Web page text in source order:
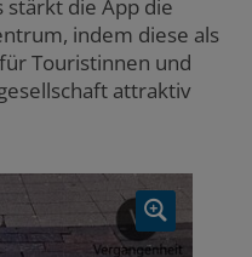
die App die
indem diese als
Touristinnen und
attraktiv